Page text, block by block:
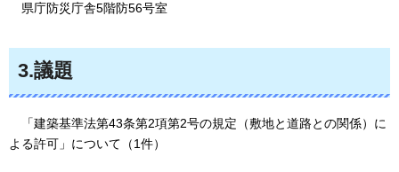
県庁防災庁舎5階防56号室
3.議題
「建築基準法第43条第2項第2号の規定（敷地と道路との関係）に
よる許可」について（1件）